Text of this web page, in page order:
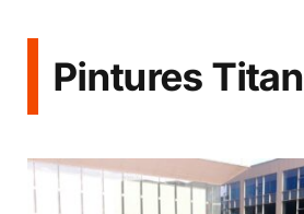
Pintures Titan